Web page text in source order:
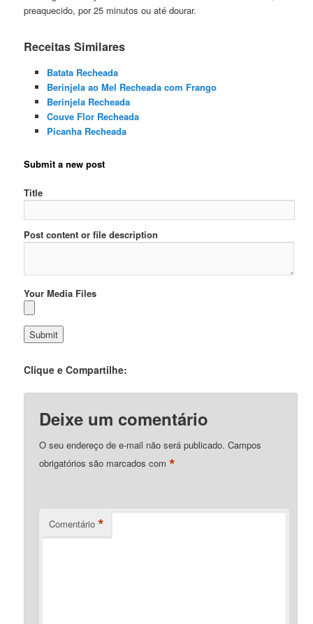
preaquecido, por 25 minutos ou até dourar.
Receitas Similares
Batata Recheada
Berinjela ao Mel Recheada com Frango
Berinjela Recheada
Couve Flor Recheada
Picanha Recheada
Submit a new post
Title
Post content or file description
Your Media Files
Clique e Compartilhe:
Deixe um comentário
O seu endereço de e-mail não será publicado. Campos
obrigatórios são marcados com*
Comentário *